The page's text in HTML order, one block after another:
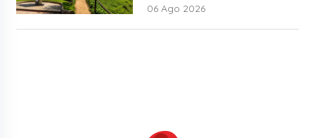
06 Ago 2026